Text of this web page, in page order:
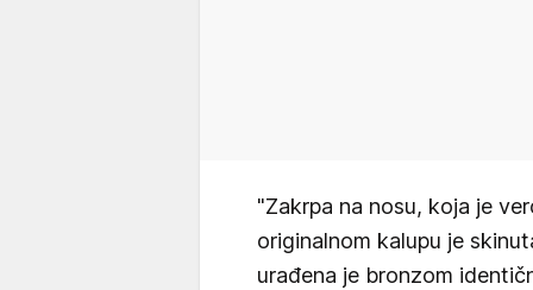
"Zakrpa na nosu, koja je
originalnom kalupu je
urađena je bronzom